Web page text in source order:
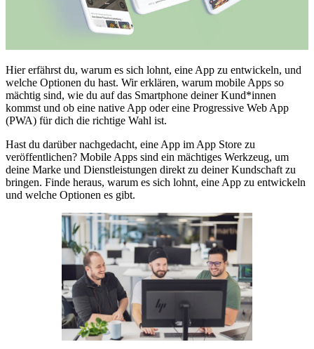
Hier erfährst du, warum es sich lohnt, eine App zu entwickeln, und
welche Optionen du hast. Wir erklären, warum mobile Apps so
mächtig sind, wie du auf das Smartphone deiner Kund*innen
kommst und ob eine native App oder eine Progressive Web App
(PWA) für dich die richtige Wahl ist.
Hast du darüber nachgedacht, eine App im App Store zu
veröffentlichen? Mobile Apps sind ein mächtiges Werkzeug, um
deine Marke und Dienstleistungen direkt zu deiner Kundschaft zu
bringen. Finde heraus, warum es sich lohnt, eine App zu entwickeln
und welche Optionen es gibt.